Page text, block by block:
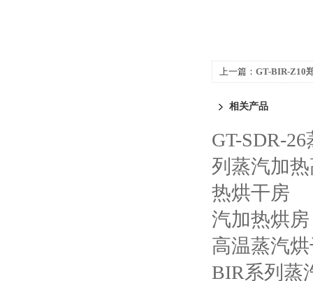
上一篇： GT-BIR-Z10
相关产品
GT-SDR-
列蒸汽加
热烘干房
汽加热烘房
高温蒸汽
BIR系列蒸